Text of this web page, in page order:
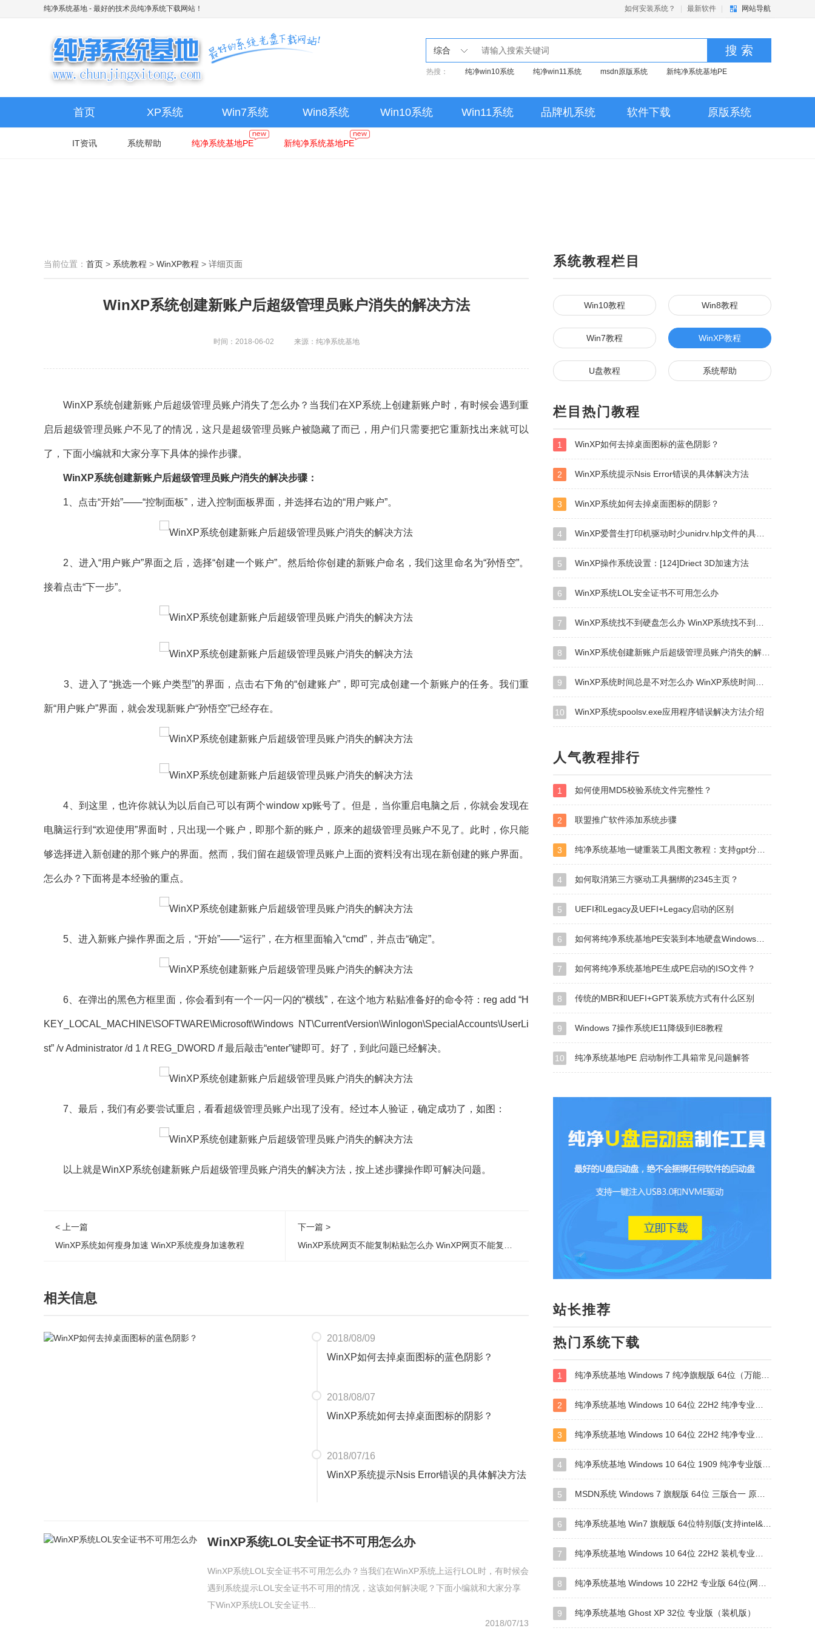
纯净系统基地 - 最好的技术员纯净系统下载网站！ 如何安装系统？ 最新软件 网站导航
综合 搜 索
热搜： 纯净win10系统 纯净win11系统 msdn原版系统 新纯净系统基地PE
首页 XP系统 Win7系统 Win8系统 Win10系统 Win11系统 品牌机系统 软件下载 原版系统
IT资讯 系统帮助 纯净系统基地PE 新纯净系统基地PE
当前位置： 首页 > 系统教程 > WinXP教程 > 详细页面
WinXP系统创建新账户后超级管理员账户消失的解决方法
时间：2018-06-02 来源：纯净系统基地
WinXP系统创建新账户后超级管理员账户消失了怎么办？当我们在XP系统上创建新账户时，有时候会遇到重
启后超级管理员账户不见了的情况，这只是超级管理员账户被隐藏了而已，用户们只需要把它重新找出来就可以
了，下面小编就和大家分享下具体的操作步骤。
WinXP系统创建新账户后超级管理员账户消失的解决步骤：
1、点击“开始”——“控制面板”，进入控制面板界面，并选择右边的“用户账户”。
2、进入“用户账户”界面之后，选择“创建一个账户”。然后给你创建的新账户命名，我们这里命名为“孙悟空”。
接着点击“下一步”。
3、进入了“挑选一个账户类型”的界面，点击右下角的“创建账户”，即可完成创建一个新账户的任务。我们重
新“用户账户”界面，就会发现新账户“孙悟空”已经存在。
4、到这里，也许你就认为以后自己可以有两个window xp账号了。但是，当你重启电脑之后，你就会发现在
电脑运行到“欢迎使用”界面时，只出现一个账户，即那个新的账户，原来的超级管理员账户不见了。此时，你只能
够选择进入新创建的那个账户的界面。然而，我们留在超级管理员账户上面的资料没有出现在新创建的账户界面。
怎么办？下面将是本经验的重点。
5、进入新账户操作界面之后，“开始”——“运行”，在方框里面输入“cmd”，并点击“确定”。
6、在弹出的黑色方框里面，你会看到有一个一闪一闪的“横线”，在这个地方粘贴准备好的命令符：reg add “H
KEY_LOCAL_MACHINE\SOFTWARE\Microsoft\Windows NT\CurrentVersion\Winlogon\SpecialAccounts\UserLi
st” /v Administrator /d 1 /t REG_DWORD /f 最后敲击“enter”键即可。好了，到此问题已经解决。
7、最后，我们有必要尝试重启，看看超级管理员账户出现了没有。经过本人验证，确定成功了，如图：
以上就是WinXP系统创建新账户后超级管理员账户消失的解决方法，按上述步骤操作即可解决问题。
< 上一篇
WinXP系统如何瘦身加速 WinXP系统瘦身加速教程
下一篇 >
相关信息
2018/08/09
WinXP如何去掉桌面图标的蓝色阴影？
2018/08/07
WinXP系统如何去掉桌面图标的阴影？
2018/07/16
WinXP系统提示Nsis Error错误的具体解决方法
WinXP系统LOL安全证书不可用怎么办
WinXP系统LOL安全证书不可用怎么办？当我们在WinXP系统上运行LOL时，有时候会
遇到系统提示LOL安全证书不可用的情况，这该如何解决呢？下面小编就和大家分享
下WinXP系统LOL安全证书...
2018/07/13
系统教程栏目
Win10教程 Win8教程
Win7教程 WinXP教程
U盘教程 系统帮助
栏目热门教程
1 WinXP如何去掉桌面图标的蓝色阴影？
2 WinXP系统提示Nsis Error错误的具体解决方法
3 WinXP系统如何去掉桌面图标的阴影？
4 WinXP爱普生打印机驱动时少unidrv.hlp文件的具体解决方法
5 WinXP操作系统设置：[124]Driect 3D加速方法
6 WinXP系统LOL安全证书不可用怎么办
7 WinXP系统找不到硬盘怎么办 WinXP系统找不到硬盘的解决方法
8 WinXP系统创建新账户后超级管理员账户消失的解决方法
9 WinXP系统时间总是不对怎么办 WinXP系统时间总是不对解决步骤
10 WinXP系统spoolsv.exe应用程序错误解决方法介绍
人气教程排行
1 如何使用MD5校验系统文件完整性？
2 联盟推广软件添加系统步骤
3 纯净系统基地一键重装工具图文教程：支持gpt分区安装Win7
4 如何取消第三方驱动工具捆绑的2345主页？
5 UEFI和Legacy及UEFI+Legacy启动的区别
6 如何将纯净系统基地PE安装到本地硬盘Windows启动管理器？
7 如何将纯净系统基地PE生成PE启动的ISO文件？
8 传统的MBR和UEFI+GPT装系统方式有什么区别
9 Windows 7操作系统IE11降级到IE8教程
10 纯净系统基地PE 启动制作工具箱常见问题解答
站长推荐
热门系统下载
1 纯净系统基地 Windows 7 纯净旗舰版 64位（万能驱动版）
2 纯净系统基地 Windows 10 64位 22H2 纯净专业版（驱动总裁版）
3 纯净系统基地 Windows 10 64位 22H2 纯净专业版（万能驱动版）
4 纯净系统基地 Windows 10 64位 1909 纯净专业版（万能驱动版）
5 MSDN系统 Windows 7 旗舰版 64位 三版合一 原版系统
6 纯净系统基地 Win7 旗舰版 64位特别版(支持intel&amd最新硬件)
7 纯净系统基地 Windows 10 64位 22H2 装机专业版（万能驱动版）
8 纯净系统基地 Windows 10 22H2 专业版 64位(网卡版)
9 纯净系统基地 Ghost XP 32位 专业版（装机版）